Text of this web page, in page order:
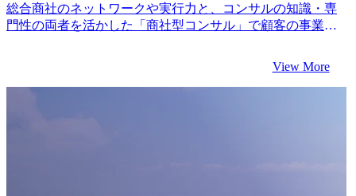
総合商社のネットワークや実行力と、コンサルの知識・専
門性の両者を活かした「商社型コンサル」で顧客の事業を
View More